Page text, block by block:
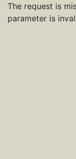
The request is
parameter is